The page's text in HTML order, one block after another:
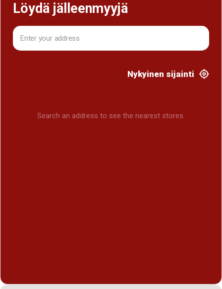
Löydä jälleenmyyjä
Nykyinen sijainti
Search an address to see the nearest stores.